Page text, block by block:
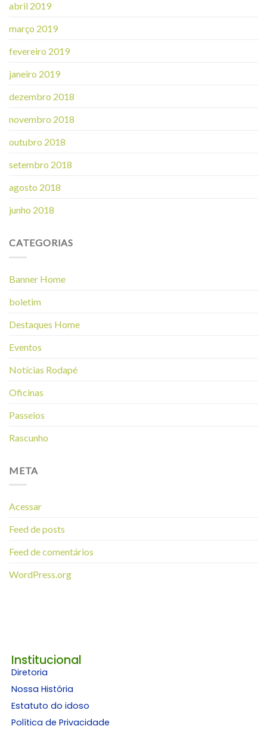
abril 2019
março 2019
fevereiro 2019
janeiro 2019
dezembro 2018
novembro 2018
outubro 2018
setembro 2018
agosto 2018
junho 2018
CATEGORIAS
Banner Home
boletim
Destaques Home
Eventos
Notícias Rodapé
Oficinas
Passeios
Rascunho
META
Acessar
Feed de posts
Feed de comentários
WordPress.org
Institucional
Diretoria
Nossa História
Estatuto do idoso
Política de Privacidade